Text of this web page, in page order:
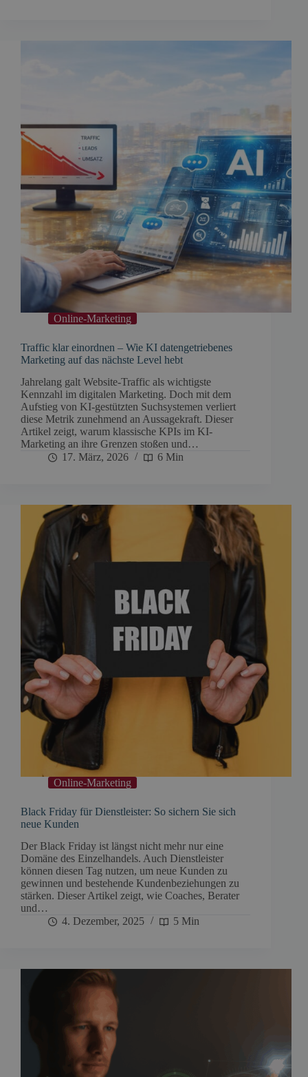
Online-Marketing
Traffic klar einordnen – Wie KI datengetriebenes
Marketing auf das nächste Level hebt
Jahrelang galt Website-Traffic als wichtigste
Kennzahl im digitalen Marketing. Doch mit dem
Aufstieg von KI-gestützten Suchsystemen verliert
diese Metrik zunehmend an Aussagekraft. Dieser
Artikel zeigt, warum klassische KPIs im KI-
Marketing an ihre Grenzen stoßen und…
17. März, 2026
6 Min
Online-Marketing
Black Friday für Dienstleister: So sichern Sie sich
neue Kunden
Der Black Friday ist längst nicht mehr nur eine
Domäne des Einzelhandels. Auch Dienstleister
können diesen Tag nutzen, um neue Kunden zu
gewinnen und bestehende Kundenbeziehungen zu
stärken. Dieser Artikel zeigt, wie Coaches, Berater
und…
4. Dezember, 2025
5 Min